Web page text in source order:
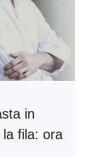
in
fila: ora